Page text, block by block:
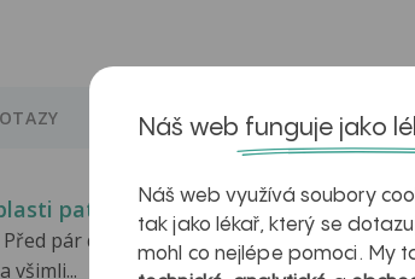
paty při došlapu.
pár dny jsem byl u
všimli...
Bolest při
Dobrý
3 měsíce mě
Náš web funguje jako
Náš web využívá soubory
tak jako lékař, který se
mohl co nejlépe pomoci. My